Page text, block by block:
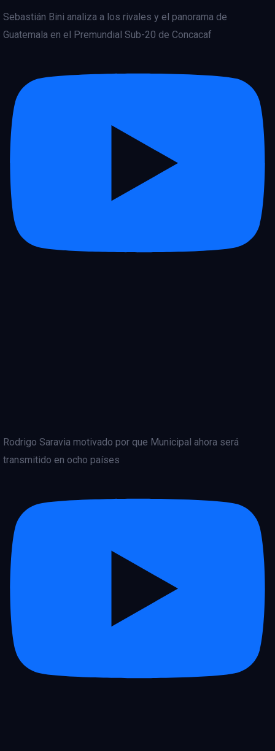
Sebastián Bini analiza a los rivales y el panorama de
Guatemala en el Premundial Sub-20 de Concacaf
Rodrigo Saravia motivado por que Municipal ahora será
transmitido en ocho países